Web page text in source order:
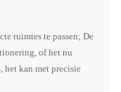
ruimtes te passen; De
of het nu
kan met precisie